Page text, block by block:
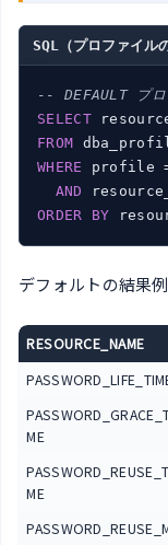
SQL（プロファイル
-- DEFAULT プロ
SELECT
FROM
WHERE profile
AND
ORDER
BY
デフォルトの結果
RESOURCE_NAME
ME
ME